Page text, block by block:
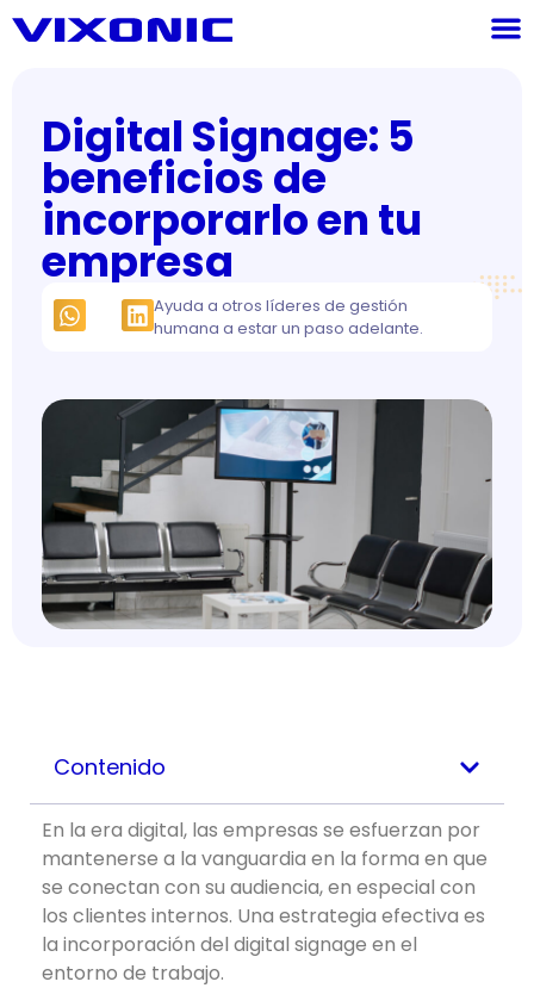
Digital Signage: 5
beneficios de
incorporarlo en tu
empresa
Ayuda a otros líderes de gestión
humana a estar un paso adelante.
Contenido
En la era digital, las empresas se esfuerzan por
mantenerse a la vanguardia en la forma en que
se conectan con su audiencia, en especial con
los clientes internos. Una estrategia efectiva es
la incorporación del digital signage en el
entorno de trabajo.